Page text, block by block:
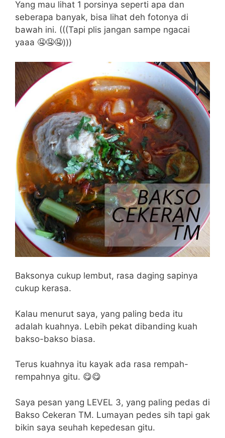
Yang mau lihat 1 porsinya seperti apa dan
seberapa banyak, bisa lihat deh fotonya di
bawah ini. (((Tapi plis jangan sampe ngacai
yaaa 🤤🤤🤤)))
Baksonya cukup lembut, rasa daging sapinya
cukup kerasa.
Kalau menurut saya, yang paling beda itu
adalah kuahnya. Lebih pekat dibanding kuah
bakso-bakso biasa.
Terus kuahnya itu kayak ada rasa rempah-
rempahnya gitu. 😋😋
Saya pesan yang LEVEL 3, yang paling pedas di
Bakso Cekeran TM. Lumayan pedes sih tapi gak
bikin saya seuhah kepedesan gitu.